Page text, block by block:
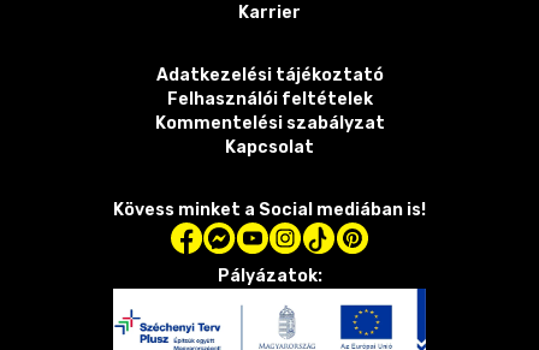
Karrier
Adatkezelési tájékoztató
Felhasználói feltételek
Kommentelési szabályzat
Kapcsolat
Kövess minket a Social mediában is!
Pályázatok: